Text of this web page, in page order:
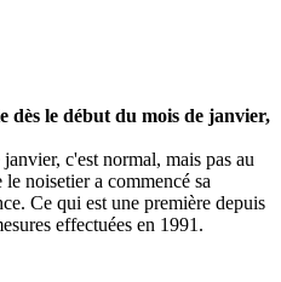
dès le début du mois de janvier,
c'est normal, mais pas au
noisetier a commencé sa
Ce qui est une première depuis
effectuées en 1991.